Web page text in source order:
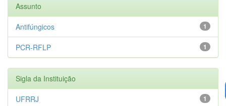
Assunto
1
Antifúngicos
1
PCR-RFLP
Sigla da Instituição
1
UFRRJ